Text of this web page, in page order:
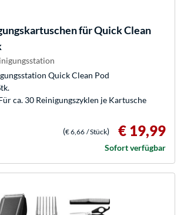
für Quick Clean
Quick Clean Pod
ca. 30 Reinigungszyklen je Kartusche
(€ 6,66 / Stück) € 19,99
Sofort verfügbar